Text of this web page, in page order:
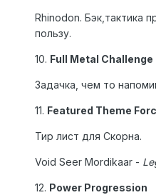
Rhinodon. Бэк,тактика
пользу.
10. Full Metal Challenge
Задачка, чем то
11. Featured Theme
Тир лист для Скорна.
Void Seer Mordikaar -
12. Power Progression